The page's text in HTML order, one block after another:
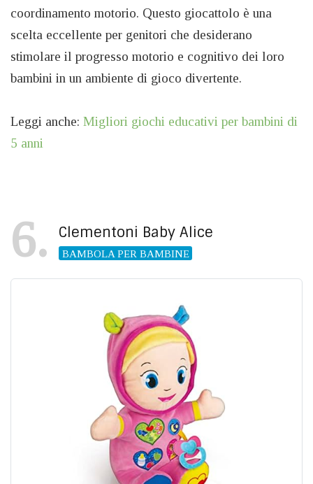
coordinamento motorio. Questo giocattolo è una
scelta eccellente per genitori che desiderano
stimolare il progresso motorio e cognitivo dei loro
bambini in un ambiente di gioco divertente.
Leggi anche: Migliori giochi educativi per bambini di
5 anni
6 Clementoni Baby Alice
BAMBOLA PER BAMBINE